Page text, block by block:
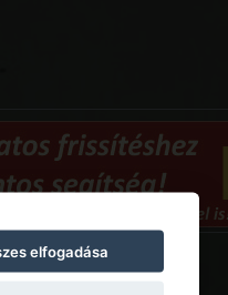
elfogadása